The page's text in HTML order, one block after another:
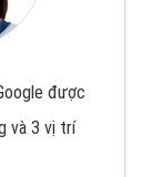
được
và 3 vị trí